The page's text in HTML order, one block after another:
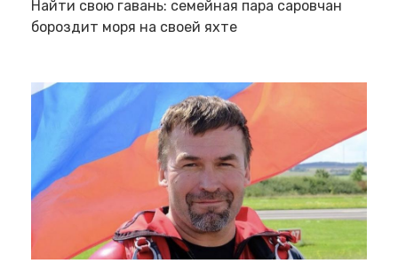
Найти свою гавань: семейная пара саровчан
бороздит моря на своей яхте